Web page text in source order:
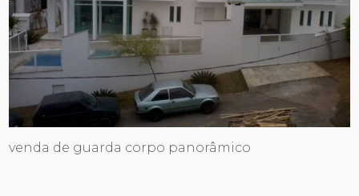
venda de guarda corpo panorâmico